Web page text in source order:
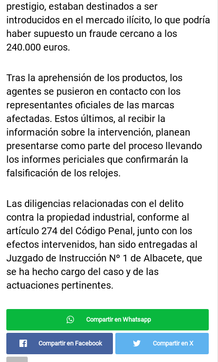
prestigio, estaban destinados a ser
introducidos en el mercado ilícito, lo que podría
haber supuesto un fraude cercano a los
240.000 euros.
Tras la aprehensión de los productos, los
agentes se pusieron en contacto con los
representantes oficiales de las marcas
afectadas. Estos últimos, al recibir la
información sobre la intervención, planean
presentarse como parte del proceso llevando
los informes periciales que confirmarán la
falsificación de los relojes.
Las diligencias relacionadas con el delito
contra la propiedad industrial, conforme al
artículo 274 del Código Penal, junto con los
efectos intervenidos, han sido entregadas al
Juzgado de Instrucción Nº 1 de Albacete, que
se ha hecho cargo del caso y de las
actuaciones pertinentes.
Compartir en Whatsapp
Compartir en Facebook Compartir en X